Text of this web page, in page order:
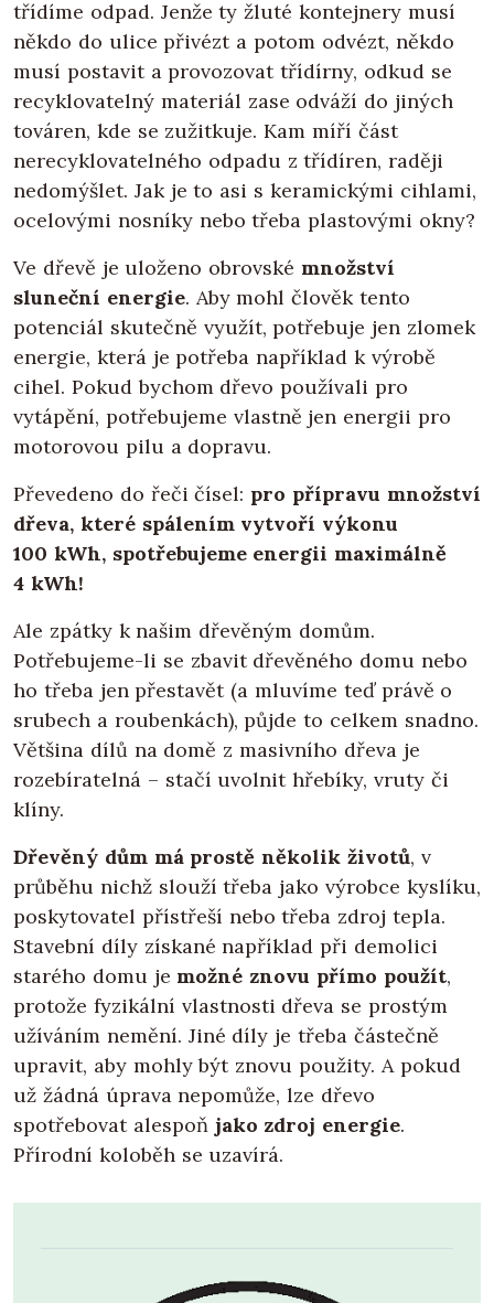
třídíme odpad. Jenže ty žluté kontejnery musí
někdo do ulice přivézt a potom odvézt, někdo
musí postavit a provozovat třídírny, odkud se
recyklovatelný materiál zase odváží do jiných
továren, kde se zužitkuje. Kam míří část
nerecyklovatelného odpadu z třídíren, raději
nedomýšlet. Jak je to asi s keramickými cihlami,
ocelovými nosníky nebo třeba plastovými okny?
Ve dřevě je uloženo obrovské množství
sluneční energie. Aby mohl člověk tento
potenciál skutečně využít, potřebuje jen zlomek
energie, která je potřeba například k výrobě
cihel. Pokud bychom dřevo používali pro
vytápění, potřebujeme vlastně jen energii pro
motorovou pilu a dopravu.
Převedeno do řeči čísel: pro přípravu množství
dřeva, které spálením vytvoří výkonu
100 kWh, spotřebujeme energii maximálně
4 kWh!
Ale zpátky k našim dřevěným domům.
Potřebujeme-li se zbavit dřevěného domu nebo
ho třeba jen přestavět (a mluvíme teď právě o
srubech a roubenkách), půjde to celkem snadno.
Většina dílů na domě z masivního dřeva je
rozebíratelná – stačí uvolnit hřebíky, vruty či
klíny.
Dřevěný dům má prostě několik životů, v
průběhu nichž slouží třeba jako výrobce kyslíku,
poskytovatel přístřeší nebo třeba zdroj tepla.
Stavební díly získané například při demolici
starého domu je možné znovu přímo použít,
protože fyzikální vlastnosti dřeva se prostým
užíváním nemění. Jiné díly je třeba částečně
upravit, aby mohly být znovu použity. A pokud
už žádná úprava nepomůže, lze dřevo
spotřebovat alespoň jako zdroj energie.
Přírodní koloběh se uzavírá.